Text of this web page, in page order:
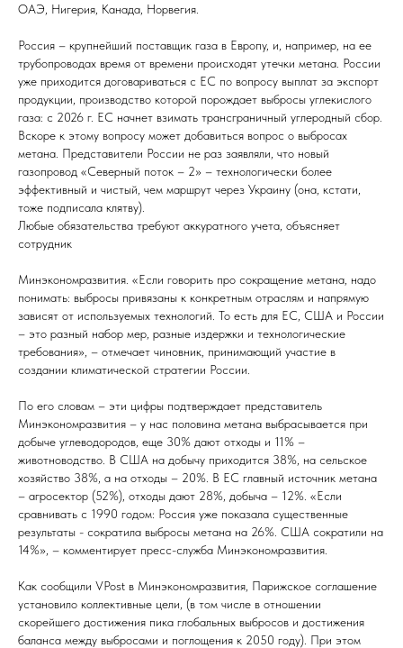
ОАЭ, Нигерия, Канада, Норвегия.
Россия – крупнейший поставщик газа в Европу, и, например, на ее
трубопроводах время от времени происходят утечки метана. России
уже приходится договариваться с ЕС по вопросу выплат за экспорт
продукции, производство которой порождает выбросы углекислого
газа: с 2026 г. ЕС начнет взимать трансграничный углеродный сбор.
Вскоре к этому вопросу может добавиться вопрос о выбросах
метана. Представители России не раз заявляли, что новый
газопровод «Северный поток – 2» – технологически более
эффективный и чистый, чем маршрут через Украину (она, кстати,
тоже подписала клятву).
Любые обязательства требуют аккуратного учета, объясняет
сотрудник
Минэкономразвития. «Если говорить про сокращение метана, надо
понимать: выбросы привязаны к конкретным отраслям и напрямую
зависят от используемых технологий. То есть для ЕС, США и России
– это разный набор мер, разные издержки и технологические
требования», – отмечает чиновник, принимающий участие в
создании климатической стратегии России.
По его словам – эти цифры подтверждает представитель
Минэкономразвития – у нас половина метана выбрасывается при
добыче углеводородов, еще 30% дают отходы и 11% –
животноводство. В США на добычу приходится 38%, на сельское
хозяйство 38%, а на отходы – 20%. В ЕС главный источник метана
– агросектор (52%), отходы дают 28%, добыча – 12%. «Если
сравнивать с 1990 годом: Россия уже показала существенные
результаты - сократила выбросы метана на 26%. США сократили на
14%», – комментирует пресс-служба Минэкономразвития.
Как сообщили VPost в Минэкономразвития, Парижское соглашение
установило коллективные цели, (в том числе в отношении
скорейшего достижения пика глобальных выбросов и достижения
баланса между выбросами и поглощения к 2050 году). При этом